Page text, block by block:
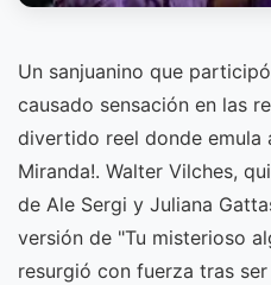
Un sanjuanino que
causado sensación en las
divertido reel donde emula
Miranda!. Walter Vilches,
de Ale Sergi y Juliana
versión de "Tu misterioso
resurgió con fuerza tras